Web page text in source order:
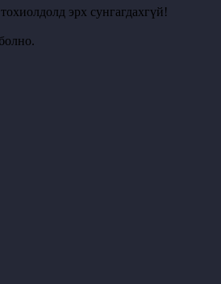
эрх сунгагдахгүй!